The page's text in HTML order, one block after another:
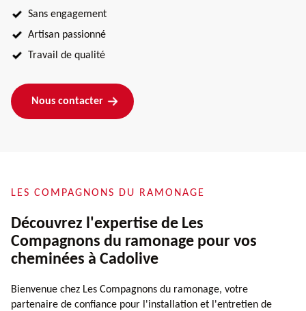
Sans engagement
Artisan passionné
Travail de qualité
Nous contacter
LES COMPAGNONS DU RAMONAGE
Découvrez l'expertise de Les
Compagnons du ramonage pour vos
cheminées à Cadolive
Bienvenue chez Les Compagnons du ramonage, votre
partenaire de confiance pour l'installation et l'entretien de